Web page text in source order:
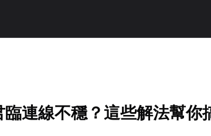
連線不穩？這些解法幫你